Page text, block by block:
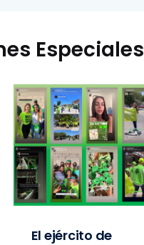
Especiales
El ejército de